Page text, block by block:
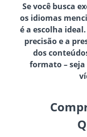
Se você busca
os idiomas
é a escolha
precisão e a
dos
formato –